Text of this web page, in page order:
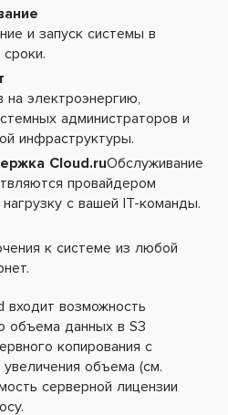
и запуск системы в
на электроэнергию,
администраторов и
инфраструктуры.
Сloud.ruОбслуживание
провайдером
с вашей IT-команды.
к системе из любой
входит возможность
объема данных в S3
копирования с
объема (см.
серверной лицензии